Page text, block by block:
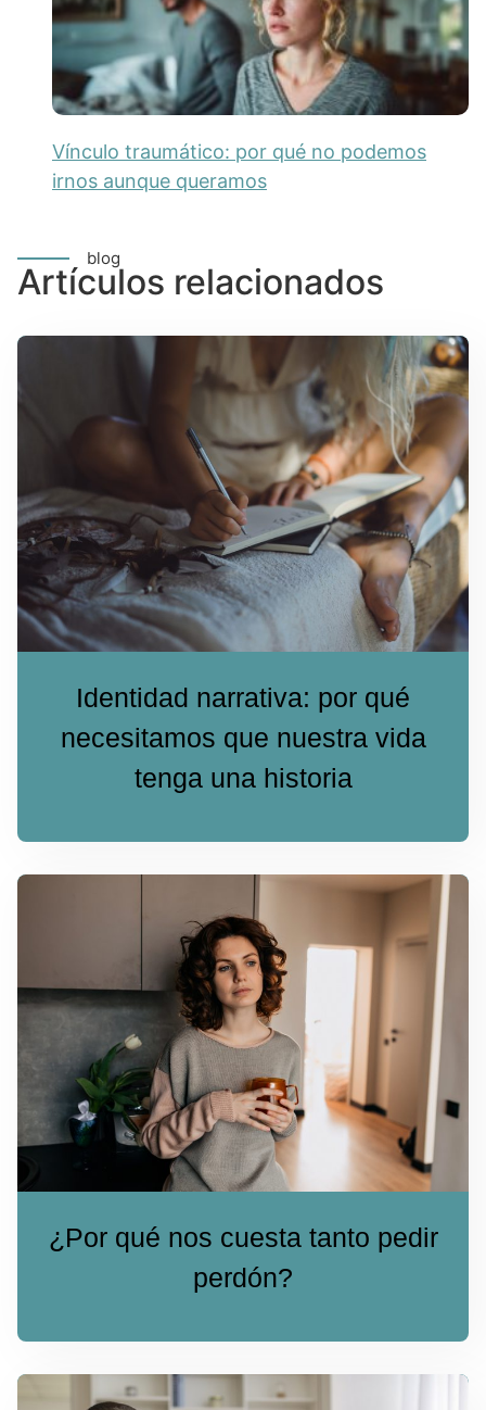
Vínculo traumático: por qué no podemos
irnos aunque queramos
blog
Artículos relacionados
Identidad narrativa: por qué
necesitamos que nuestra vida
tenga una historia
¿Por qué nos cuesta tanto pedir
perdón?